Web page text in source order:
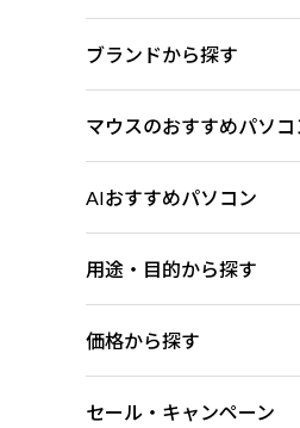
ブランドから探す
マウスのおすすめパソコ
AIおすすめパソコン
用途・目的から探す
価格から探す
セール・キャンペーン